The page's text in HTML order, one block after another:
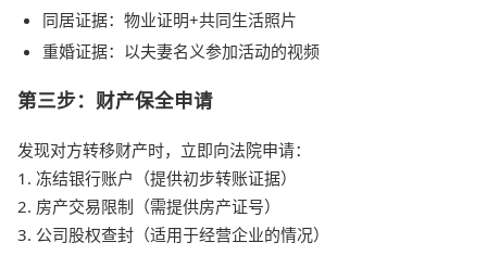
同居证据：物业证明+共同生活照片
重婚证据：以夫妻名义参加活动的视频
第三步：财产保全申请
发现对方转移财产时，立即向法院申请：
1. 冻结银行账户（提供初步转账证据）
2. 房产交易限制（需提供房产证号）
3. 公司股权查封（适用于经营企业的情况）